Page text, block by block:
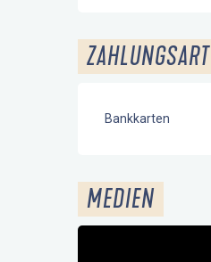
ZAHLUNGSART
Bankkarten
MEDIEN